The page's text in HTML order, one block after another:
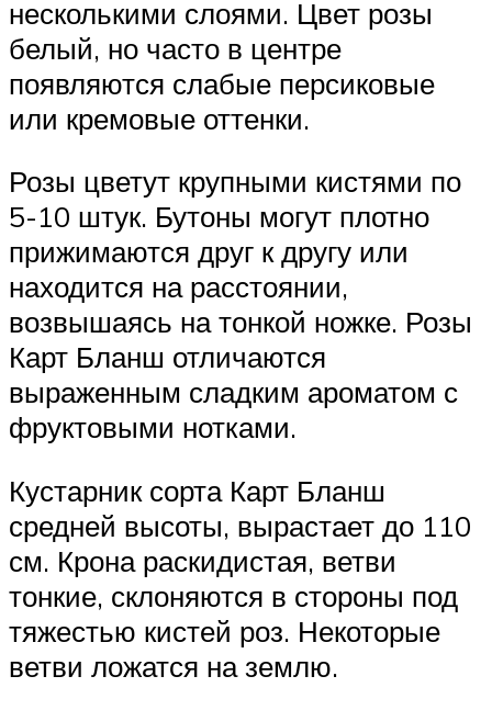
несколькими слоями. Цвет розы
белый, но часто в центре
появляются слабые персиковые
или кремовые оттенки.
Розы цветут крупными кистями по
5-10 штук. Бутоны могут плотно
прижимаются друг к другу или
находится на расстоянии,
возвышаясь на тонкой ножке. Розы
Карт Бланш отличаются
выраженным сладким ароматом с
фруктовыми нотками.
Кустарник сорта Карт Бланш
средней высоты, вырастает до 110
см. Крона раскидистая, ветви
тонкие, склоняются в стороны под
тяжестью кистей роз. Некоторые
ветви ложатся на землю.